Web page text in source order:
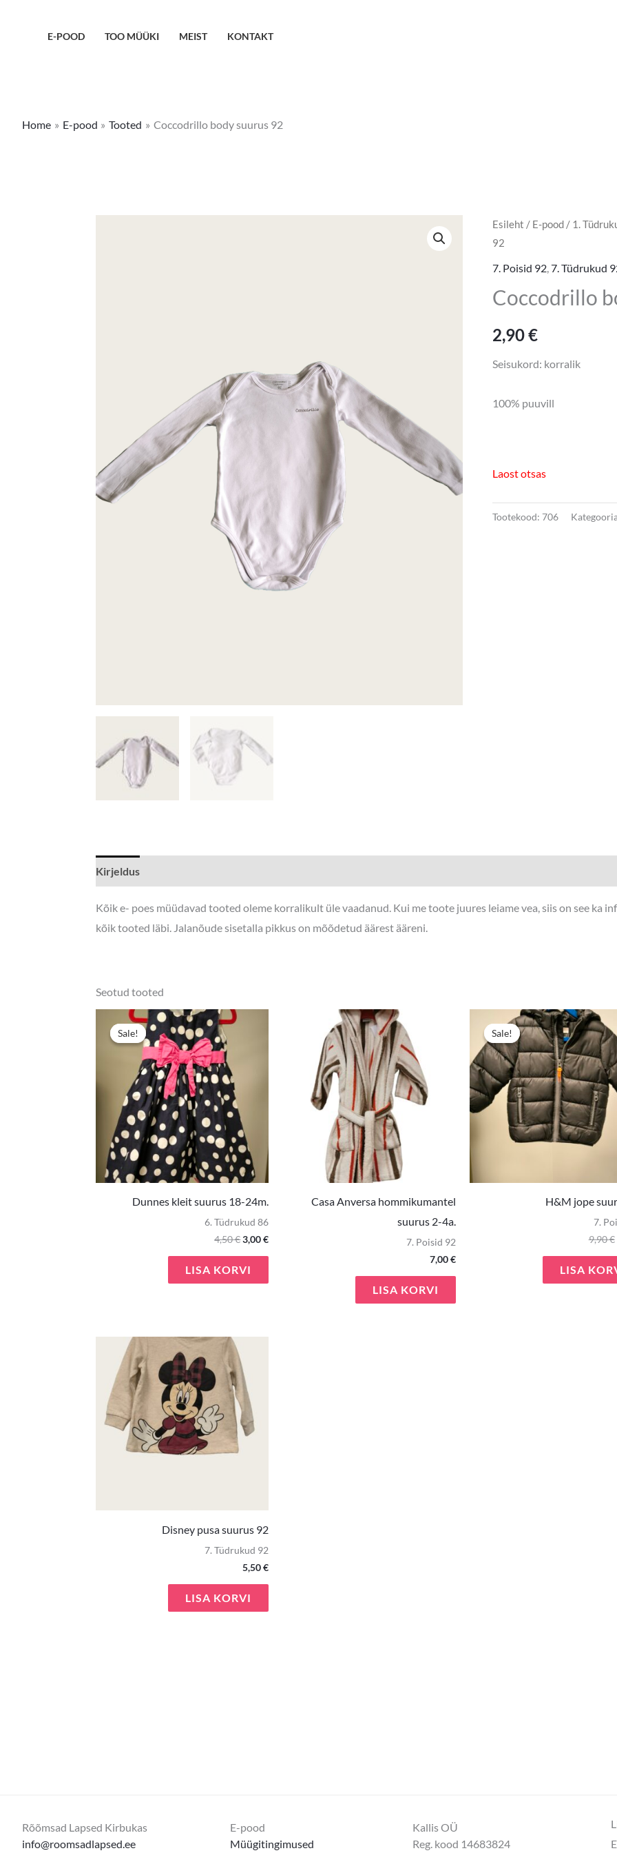
E-POOD TOO MÜÜKI MEIST KONTAKT
Home E-pood Tooted Coccodrillo body suurus 92
Esileht / E-pood/ 1.
92
7. Poisid 92,7. Tüdrukud
Coccodrillo
2,90€
Seisukord: korralik
100% puuvill
Laost otsas
Tootekood: 706
Kirjeldus
Kõik e- poes müüdavad tooted oleme korralikult üle vaadanud. Kui me toote juures leiame vea, siis on see ka
kõik tooted läbi. Jalanõude sisetalla pikkus on mõõdetud äärest ääreni.
Seotud tooted
Sale!
Sale!
Dunnes kleit suurus 18-24m.
6. Tüdrukud 86
4,50€3,00€
LISA KORVI
Casa Anversa hommikumantel
suurus 2-4a.
7. Poisid 92
7,00€
LISA KORVI
Sale!
Sale!
H&M jope
7.
9,90€
LISA
Disney pusa suurus 92
7. Tüdrukud 92
5,50€
LISA KORVI
Rõõmsad Lapsed Kirbukas
info@roomsadlapsed.ee
E-pood
Müügitingimused
Kallis OÜ
Reg. kood 14683824